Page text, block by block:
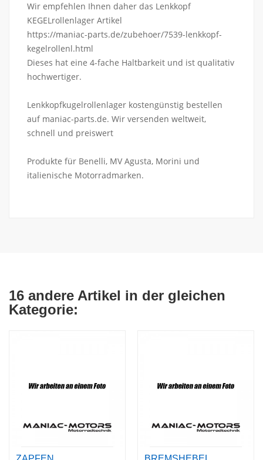
Wir empfehlen Ihnen daher das Lenkkopf
KEGELrollenlager Artikel
https://maniac-parts.de/zubehoer/7539-lenkkopf-
kegelrollenl.html
Dieses hat eine 4-fache Haltbarkeit und ist qualitativ
hochwertiger.
Lenkkopfkugelrollenlager kostengünstig bestellen
auf maniac-parts.de. Wir versenden weltweit,
schnell und preiswert
Produkte für Benelli, MV Agusta, Morini und
italienische Motorradmarken.
16 andere Artikel in der gleichen
Kategorie: